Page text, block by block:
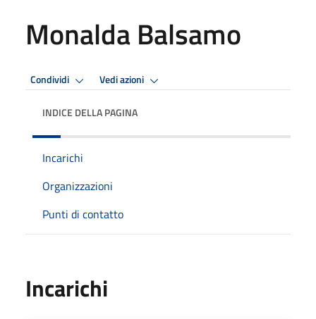
Monalda Balsamo
Condividi Vedi azioni
INDICE DELLA PAGINA
Incarichi
Organizzazioni
Punti di contatto
Incarichi